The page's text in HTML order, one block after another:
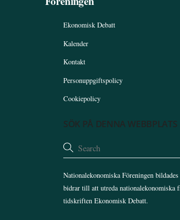
Ekonomisk Debatt
Kalender
Kontakt
Personuppgiftspolicy
Cookiepolicy
SÖK PÅ DENNA WEBBPLATS
Nationalekonomiska Föreningen
bidrar till att utreda nationalekonomiska
tidskriften Ekonomisk Debatt.